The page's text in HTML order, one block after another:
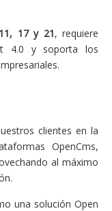
17 y 21, requiere
4.0 y soporta los
clientes en la
OpenCms,
al máximo
una solución Open